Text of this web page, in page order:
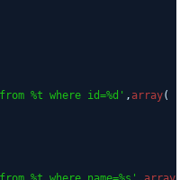
%t where id=%d' , array(